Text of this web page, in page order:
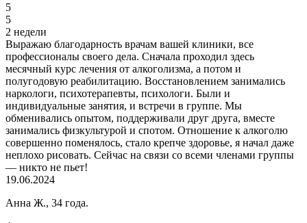
5
5
2 недели
Выражаю благодарность врачам вашей клиники, все
профессионалы своего дела. Сначала проходил здесь
месячный курс лечения от алкоголизма, а потом и
полугодовую реабилитацию. Восстановлением занимались
наркологи, психотерапевты, психологи. Были и
индивидуальные занятия, и встречи в группе. Мы
обменивались опытом, поддерживали друг друга, вместе
занимались физкультурой и спотом. Отношение к алкоголю
совершенно поменялось, стало крепче здоровье, я начал даже
неплохо рисовать. Сейчас на связи со всеми членами группы
— никто не пьет!
19.06.2024
Анна Ж., 34 года.